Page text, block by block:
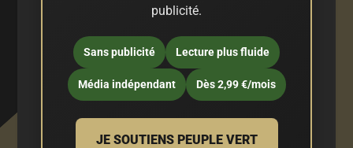
publicité.
Sans publicité Lecture plus fluide
Média indépendant Dès 2,99 €/mois
JE SOUTIENS PEUPLE VERT